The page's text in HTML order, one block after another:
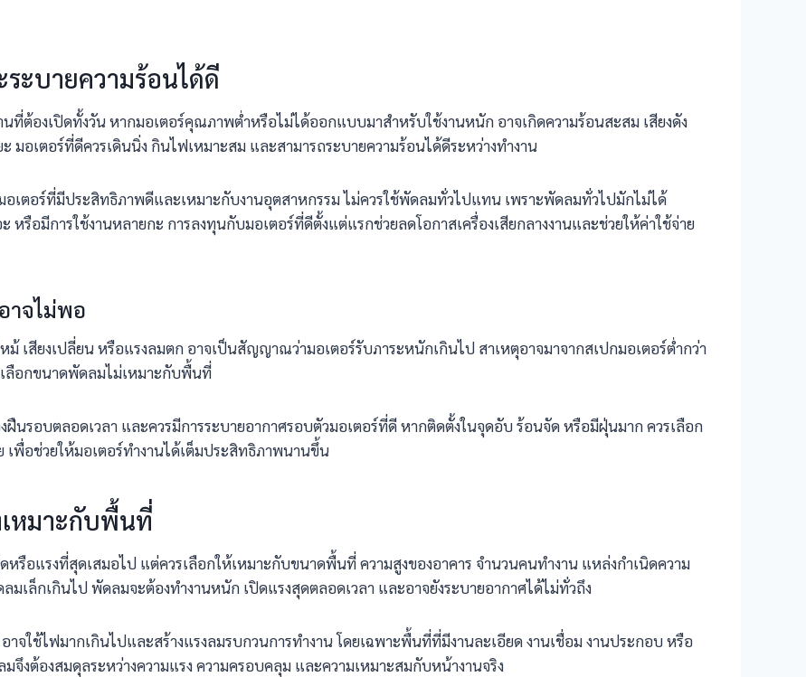
ะบายความร้อนได้ดี
ที่ต้องเปิดทั้งวัน หากมอเตอร์คุณภาพต่ำหรือไม่ได้ออกแบบมาสำหรับใช้งานหนัก อาจเกิดความร้อนสะสม เสียงดัง
มอเตอร์ที่ดีควรเดินนิ่ง กินไฟเหมาะสม และสามารถระบายความร้อนได้ดีระหว่างทำงาน
เตอร์ที่มีประสิทธิภาพดีและเหมาะกับงานอุตสาหกรรม ไม่ควรใช้พัดลมทั่วไปแทน เพราะพัดลมทั่วไปมักไม่ได้
รือมีการใช้งานหลายกะ การลงทุนกับมอเตอร์ที่ดีตั้งแต่แรกช่วยลดโอกาสเครื่องเสียกลางงานและช่วยให้ค่าใช้จ่าย
าจไม่พอ
เสียงเปลี่ยน หรือแรงลมตก อาจเป็นสัญญาณว่ามอเตอร์รับภาระหนักเกินไป สาเหตุอาจมาจากสเปกมอเตอร์ต่ำกว่า
ลือกขนาดพัดลมไม่เหมาะกับพื้นที่
นรอบตลอดเวลา และควรมีการระบายอากาศรอบตัวมอเตอร์ที่ดี หากติดตั้งในจุดอับ ร้อนจัด หรือมีฝุ่นมาก ควรเลือก
เพื่อช่วยให้มอเตอร์ทำงานได้เต็มประสิทธิภาพนานขึ้น
หมาะกับพื้นที่
รือแรงที่สุดเสมอไป แต่ควรเลือกให้เหมาะกับขนาดพื้นที่ ความสูงของอาคาร จำนวนคนทำงาน แหล่งกำเนิดความ
เล็กเกินไป พัดลมจะต้องทำงานหนัก เปิดแรงสุดตลอดเวลา และอาจยังระบายอากาศได้ไม่ทั่วถึง
จใช้ไฟมากเกินไปและสร้างแรงลมรบกวนการทำงาน โดยเฉพาะพื้นที่ที่มีงานละเอียด งานเชื่อม งานประกอบ หรือ
ต้องสมดุลระหว่างความแรง ความครอบคลุม และความเหมาะสมกับหน้างานจริง